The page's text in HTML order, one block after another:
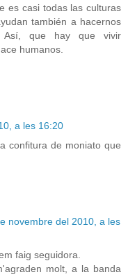
es casi todas las culturas
también a hacernos
que hay que vivir
humanos.
a les 16:20
confitura de moniato que
novembre del 2010, a les
faig seguidora.
molt, a la banda